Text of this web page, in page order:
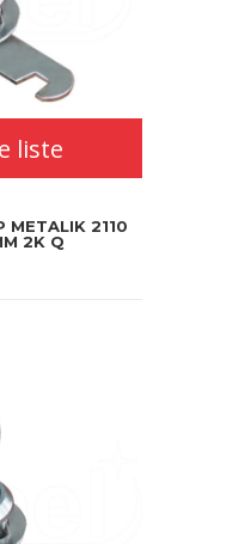
liste
METALIK 2110
2K Q